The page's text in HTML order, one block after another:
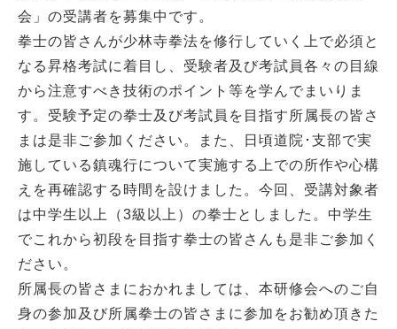
会」の受講者を募集中です。
拳士の皆さんが少林寺拳法を修行していく上で必須と
なる昇格考試に着目し、受験者及び考試員各々の目線
から注意すべき技術のポイント等を学んでまいりま
す。受験予定の拳士及び考試員を目指す所属長の皆さ
まは是非ご参加ください。また、日頃道院･支部で実
施している鎮魂行について実施する上での所作や心構
えを再確認する時間を設けました。今回、受講対象者
は中学生以上（3級以上）の拳士としました。中学生
でこれから初段を目指す拳士の皆さんも是非ご参加く
ださい。
所属長の皆さまにおかれましては、本研修会へのご自
身の参加及び所属拳士の皆さまに参加をお勧め頂きた